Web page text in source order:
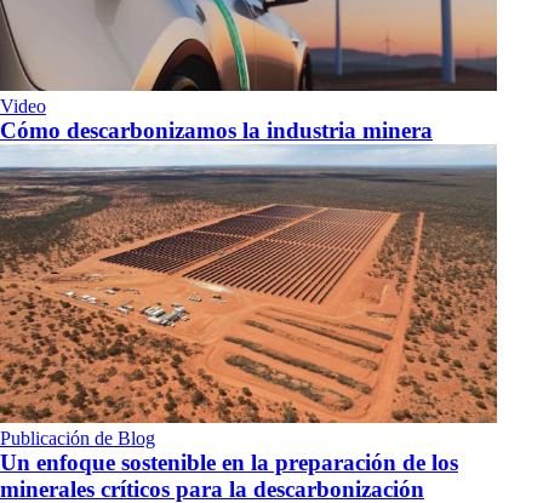
Video
Cómo descarbonizamos la industria minera
Publicación de Blog
Un enfoque sostenible en la preparación de los
minerales críticos para la descarbonización